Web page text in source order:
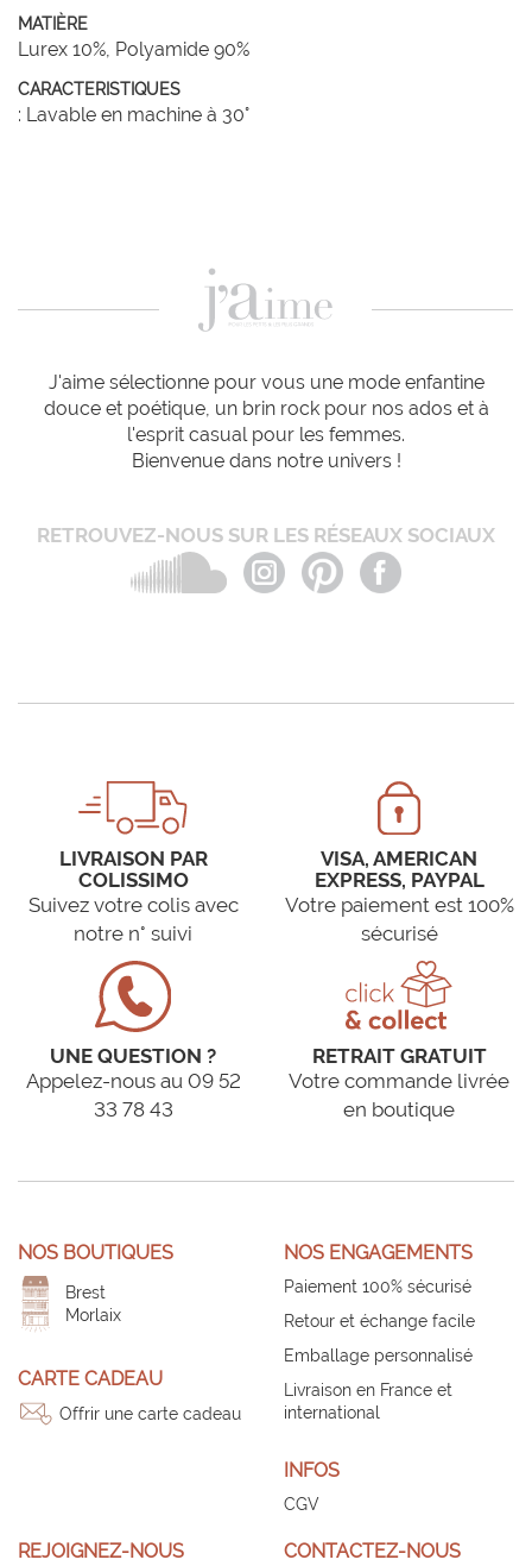
MATIÈRE
Lurex 10%, Polyamide 90%
CARACTERISTIQUES
: Lavable en machine à 30°
J'aime sélectionne pour vous une mode enfantine
douce et poétique, un brin rock pour nos ados et à
l'esprit casual pour les femmes.
Bienvenue dans notre univers !
RETROUVEZ-NOUS SUR LES RÉSEAUX SOCIAUX
LIVRAISON PAR
COLISSIMO
Suivez votre colis avec
notre n° suivi
VISA, AMERICAN
EXPRESS, PAYPAL
Votre paiement est 100%
sécurisé
UNE QUESTION ?
Appelez-nous au 09 52
33 78 43
RETRAIT GRATUIT
Votre commande livrée
en boutique
NOS BOUTIQUES
Brest
Morlaix
CARTE CADEAU
Offrir une carte cadeau
NOS ENGAGEMENTS
Paiement 100% sécurisé
Retour et échange facile
Emballage personnalisé
Livraison en France et
international
INFOS
CGV
REJOIGNEZ-NOUS CONTACTEZ-NOUS